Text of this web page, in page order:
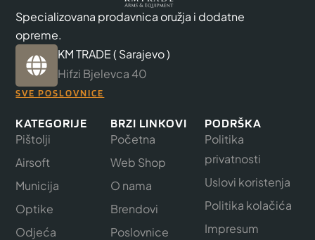
Specializovana prodavnica oružja i dodatne
opreme.
KM TRADE ( Sarajevo )
Hifzi Bjelevca 40
SVE POSLOVNICE
KATEGORIJE
Pištolji
Airsoft
Municija
Optike
Odjeća
BRZI LINKOVI
Početna
Web Shop
O nama
Brendovi
Poslovnice
PODRŠKA
Politika
privatnosti
Uslovi koristenja
Politika kolačića
Impresum